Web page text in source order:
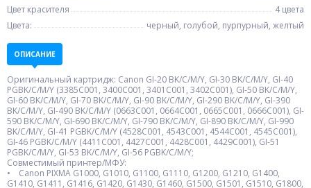
Цвет красителя
4 цвета
Цвета:
черный, голубой, пурпурный, желтый
ОПИСАНИЕ
Оригинальный картридж: Canon GI-20 BK/C/M/Y, GI-30 BK/C/M/Y, GI-40
PGBK/C/M/Y (3385C001, 3400C001, 3401C001, 3402C001), GI-50 BK/C/M/Y,
GI-60 BK/C/M/Y, GI-70 BK/C/M/Y, GI-90 BK/C/M/Y, GI-290 BK/C/M/Y, GI-390
BK/C/M/Y, GI-490 BK/C/M/Y (0663C001, 0664C001, 0665C001, 0666C001), GI-
590 BK/C/M/Y, GI-690 BK/C/M/Y, GI-790 BK/C/M/Y, GI-890 BK/C/M/Y, GI-990
BK/C/M/Y, GI-41 PGBK/C/M/Y (4528C001, 4543C001, 4544C001, 4545C001),
GI-46 PGBK/C/M/Y (4411C001, 4427C001, 4428C001, 4429C001), GI-51
PGBK/C/M/Y, GI-53 BK/C/M/Y, GI-56 PGBK/C/M/Y;
Совместимый принтер/МФУ:
• Canon PIXMA G1000, G1010, G1100, G1110, G1200, G1210, G1400,
G1410, G1411, G1416, G1420, G1430, G1460, G1500, G1501, G1510, G1800,